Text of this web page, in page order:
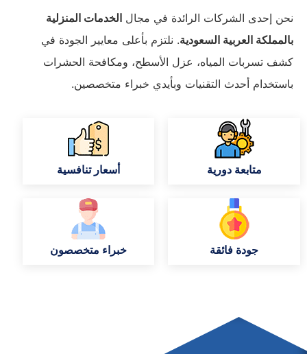
نحن إحدى الشركات الرائدة في مجال الخدمات المنزلية
بالمملكة العربية السعودية. نلتزم بأعلى معايير الجودة في
كشف تسربات المياه، عزل الأسطح، ومكافحة الحشرات
باستخدام أحدث التقنيات وبأيدي خبراء متخصصين.
متابعة دورية أسعار تنافسية
جودة فائقة خبراء متخصصون